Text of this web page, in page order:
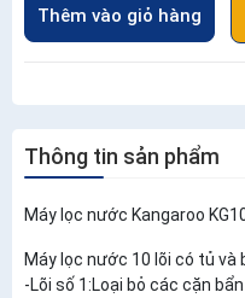
Thêm vào giỏ hàng
Thông tin sản phẩm
Máy lọc nước Kangaroo
Máy lọc nước 10 lõi có tủ và
-Lõi số 1:Loại bỏ các cặn